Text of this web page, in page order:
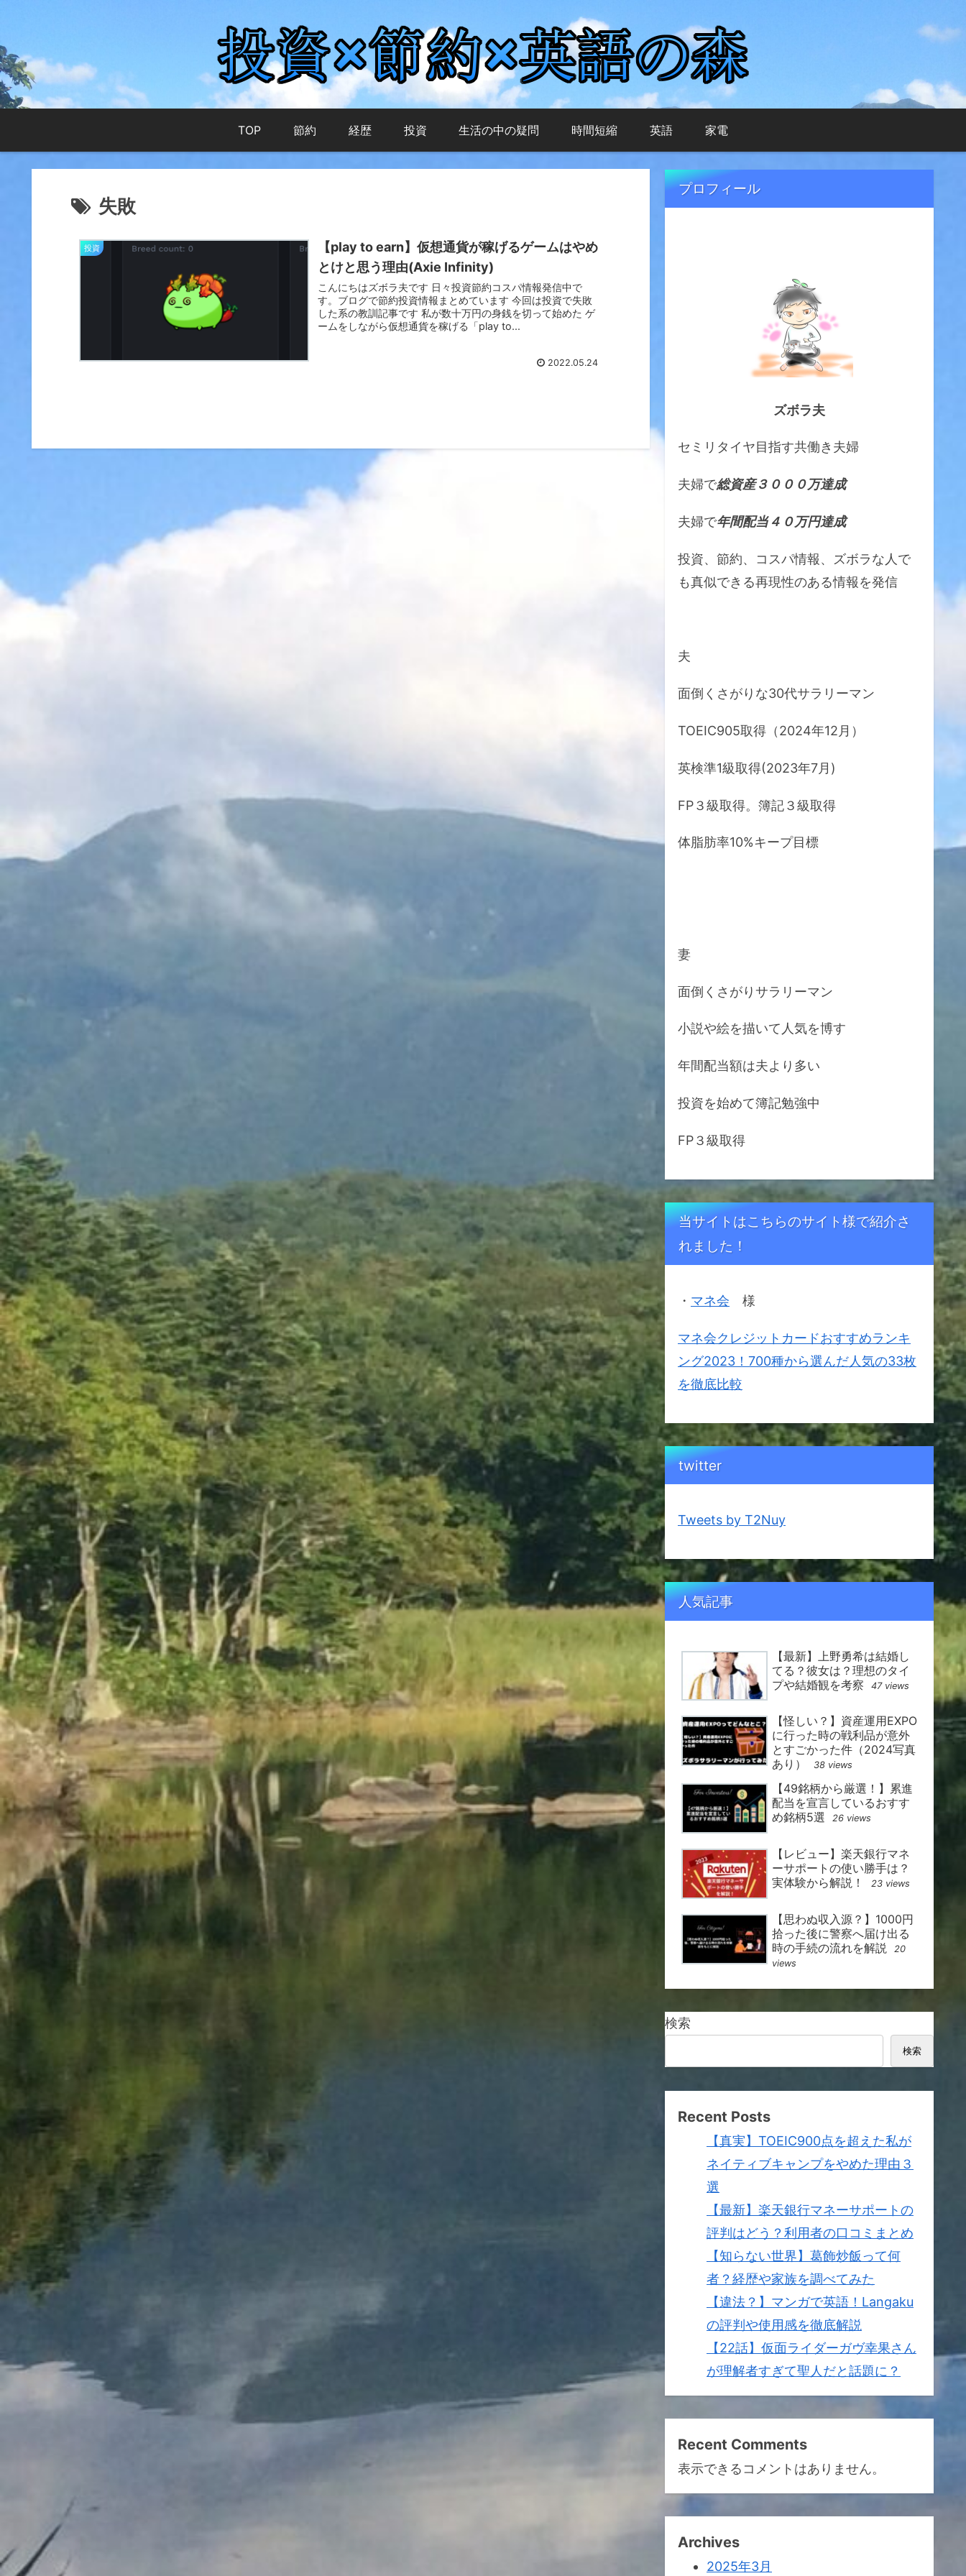
TOP 節約 経歴 投資 生活の中の疑問 時間短縮 英語 家電
失敗
投資
【play to earn】仮想通貨が稼げるゲームはやめ
とけと思う理由(Axie Infinity)
こんにちはズボラ夫です 日々投資節約コスパ情報発信中で
す。ブログで節約投資情報まとめています 今回は投資で失敗
した系の教訓記事です 私が数十万円の身銭を切って始めた ゲ
ームをしながら仮想通貨を稼げる「play to...
2022.05.24
プロフィール
ズボラ夫
セミリタイヤ目指す共働き夫婦
夫婦で総資産３０００万達成
夫婦で年間配当４０万円達成
投資、節約、コスパ情報、ズボラな人で
も真似できる再現性のある情報を発信
夫
面倒くさがりな30代サラリーマン
TOEIC905取得（2024年12月）
英検準1級取得(2023年7月)
FP３級取得。簿記３級取得
体脂肪率10%キープ目標
妻
面倒くさがりサラリーマン
小説や絵を描いて人気を博す
年間配当額は夫より多い
投資を始めて簿記勉強中
FP３級取得
当サイトはこちらのサイト様で紹介さ
れました！
・ マネ会 様
マネ会クレジットカードおすすめランキ
ング2023！700種から選んだ人気の33枚
を徹底比較
twitter
Tweets by T2Nuy
人気記事
【最新】上野勇希は結婚し
てる？彼女は？理想のタイ
プや結婚観を考察
47 views
【怪しい？】資産運用EXPO
に行った時の戦利品が意外
とすごかった件（2024写真
あり）
38 views
【49銘柄から厳選！】累進
配当を宣言しているおすす
め銘柄5選
26 views
【レビュー】楽天銀行マネ
ーサポートの使い勝手は？
実体験から解説！
23 views
【思わぬ収入源？】1000円
拾った後に警察へ届け出る
時の手続の流れを解説
20
views
検索
検索
Recent Posts
【真実】TOEIC900点を超えた私が
ネイティブキャンプをやめた理由３
選
【最新】楽天銀行マネーサポートの
評判はどう？利用者の口コミまとめ
【知らない世界】葛飾炒飯って何
者？経歴や家族を調べてみた
【違法？】マンガで英語！Langaku
の評判や使用感を徹底解説
【22話】仮面ライダーガヴ幸果さん
が理解者すぎて聖人だと話題に？
Recent Comments
表示できるコメントはありません。
Archives
2025年3月